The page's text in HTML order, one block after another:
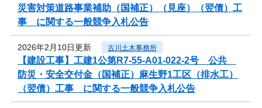
災害対策道路事業補助（国補正）（見座）（翌債）工
事 に関する一般競争入札公告
2026年2月10日更新 古川土木事務所
【建設工事】工建1公第R7-55-A01-022-2号 公共
防災・安全交付金（国補正）麻生野1工区（排水工）
（翌債）工事 に関する一般競争入札公告